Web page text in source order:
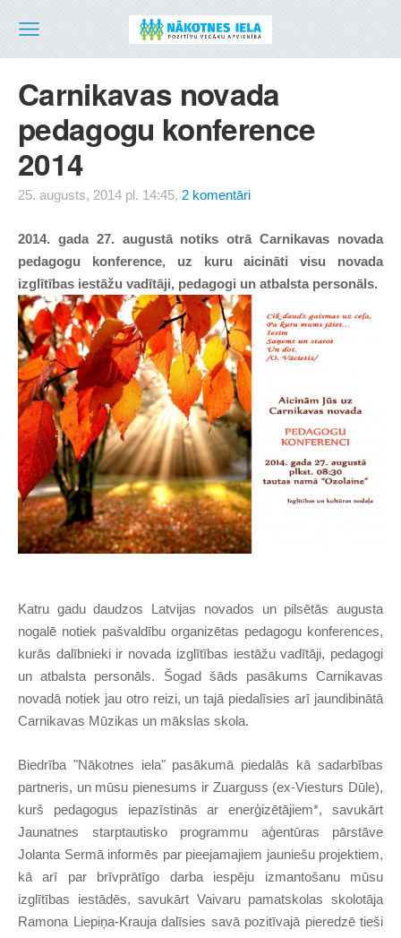
Carnikavas novada
pedagogu konference
2014
25. augusts, 2014 pl. 14:45, 2 komentāri
2014. gada 27. augustā notiks otrā Carnikavas novada
pedagogu konference, uz kuru aicināti visu novada
izglītības iestāžu vadītāji, pedagogi un atbalsta personāls.
Katru gadu daudzos Latvijas novados un pilsētās augusta
nogalē notiek pašvaldību organizētas pedagogu konferences,
kurās dalībnieki ir novada izglītības iestāžu vadītāji, pedagogi
un atbalsta personāls. Šogad šāds pasākums Carnikavas
novadā notiek jau otro reizi, un tajā piedalīsies arī jaundibinātā
Carnikavas Mūzikas un mākslas skola.
Biedrība "Nākotnes iela" pasākumā piedalās kā sadarbības
partneris, un mūsu pienesums ir Zuarguss (ex-Viesturs Dūle),
kurš pedagogus iepazīstinās ar enerģizētājiem*, savukārt
Jaunatnes starptautisko programmu aģentūras pārstāve
Jolanta Sermā informēs par pieejamajiem jauniešu projektiem,
kā arī par brīvprātīgo darba iespēju izmantošanu mūsu
izglītības iestādēs, savukārt Vaivaru pamatskolas skolotāja
Ramona Liepiņa-Krauja dalīsies savā pozitīvajā pieredzē tieši